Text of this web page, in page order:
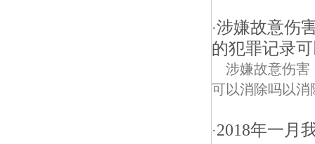
·涉嫌故意伤
的犯罪记录
涉嫌故意伤害
可以消除吗以消
·2018年一月